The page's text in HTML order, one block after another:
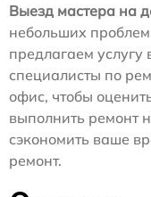
Выезд мастера на
небольших
предлагаем
специалисты по
офис, чтобы
выполнить ремонт
сэкономить ваше
ремонт.